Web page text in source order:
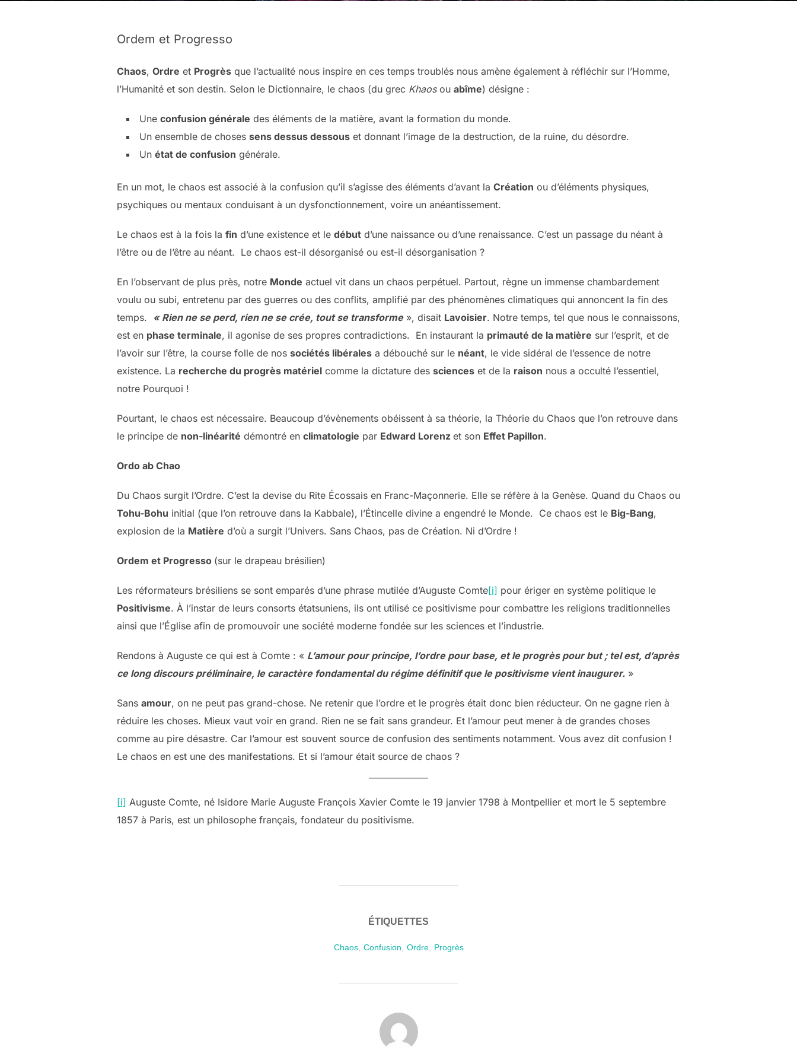
Ordem et Progresso
Chaos, Ordre et Progrès que l’actualité nous inspire en ces temps troublés nous amène également à réfléchir sur l’Homme,
l’Humanité et son destin. Selon le Dictionnaire, le chaos (du grec Khaosou abîme) désigne :
Une confusion générale des éléments de la matière, avant la formation du monde.
Un ensemble de choses sens dessus dessous et donnant l’image de la destruction, de la ruine, du désordre.
Un état de confusion générale.
En un mot, le chaos est associé à la confusion qu’il s’agisse des éléments d’avant la Création ou d’éléments physiques,
psychiques ou mentaux conduisant à un dysfonctionnement, voire un anéantissement.
Le chaos est à la fois la fin d’une existence et le début d’une naissance ou d’une renaissance. C’est un passage du néant à
l’être ou de l’être au néant. Le chaos est-il désorganisé ou est-il désorganisation ?
En l’observant de plus près, notre Monde actuel vit dans un chaos perpétuel. Partout, règne un immense chambardement
voulu ou subi, entretenu par des guerres ou des conflits, amplifié par des phénomènes climatiques qui annoncent la fin des
temps. « Rien ne se perd, rien ne se crée, tout se transforme», disait Lavoisier. Notre temps, tel que nous le connaissons,
est en phase terminale, il agonise de ses propres contradictions. En instaurant la primauté de la matière sur l’esprit, et de
l’avoir sur l’être, la course folle de nos sociétés libérales a débouché sur le néant, le vide sidéral de l’essence de notre
existence. La recherche du progrès matériel comme la dictature des sciences et de la raison nous a occulté l’essentiel,
notre Pourquoi !
Pourtant, le chaos est nécessaire. Beaucoup d’évènements obéissent à sa théorie, la Théorie du Chaos que l’on retrouve dans
le principe de non-linéarité démontré en climatologie par Edward Lorenz et son Effet Papillon.
Ordo ab Chao
Du Chaos surgit l’Ordre. C’est la devise du Rite Écossais en Franc-Maçonnerie. Elle se réfère à la Genèse. Quand du Chaos ou
Tohu-Bohu initial (que l’on retrouve dans la Kabbale), l’Étincelle divine a engendré le Monde. Ce chaos est le Big-Bang,
explosion de la Matière d’où a surgit l’Univers. Sans Chaos, pas de Création. Ni d’Ordre !
Ordem et Progresso (sur le drapeau brésilien)
Les réformateurs brésiliens se sont emparés d’une phrase mutilée d’Auguste Comte[i] pour ériger en système politique le
Positivisme. À l’instar de leurs consorts étatsuniens, ils ont utilisé ce positivisme pour combattre les religions traditionnelles
ainsi que l’Église afin de promouvoir une société moderne fondée sur les sciences et l’industrie.
Rendons à Auguste ce qui est à Comte : « L’amour pour principe, l’ordre pour base, et le progrès pour but ; tel est, d’après
ce long discours préliminaire, le caractère fondamental du régime définitif que le positivisme vient inaugurer. »
Sans amour, on ne peut pas grand-chose. Ne retenir que l’ordre et le progrès était donc bien réducteur. On ne gagne rien à
réduire les choses. Mieux vaut voir en grand. Rien ne se fait sans grandeur. Et l’amour peut mener à de grandes choses
comme au pire désastre. Car l’amour est souvent source de confusion des sentiments notamment. Vous avez dit confusion !
Le chaos en est une des manifestations. Et si l’amour était source de chaos ?
[i] Auguste Comte, né Isidore Marie Auguste François Xavier Comte le 19 janvier 1798 à Montpellier et mort le 5 septembre
1857 à Paris, est un philosophe français, fondateur du positivisme.
ÉTIQUETTES
Chaos, Confusion Ordre, Progrès
AUTEUR DE LA PUBLICATION